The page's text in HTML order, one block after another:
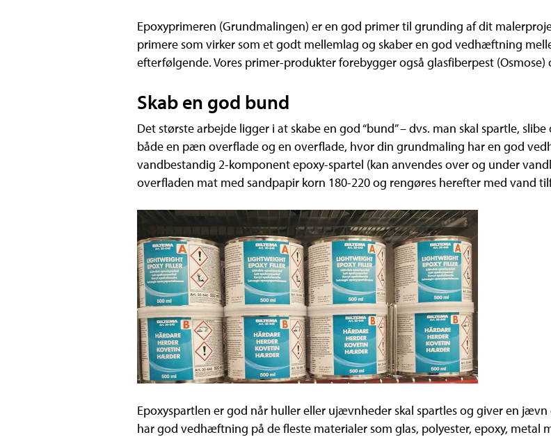
Epoxyprimeren (Grundmalingen) er en god primer til grunding af dit
primere som virker som et godt mellemlag og skaber en god vedhæftning
efterfølgende. Vores primer-produkter forebygger også glasfiberpest
Skab en god bund
Det største arbejde ligger i at skabe en god “bund” – dvs. man skal spartle,
både en pæn overflade og en overflade, hvor din grundmaling har en god
vandbestandig 2-komponent epoxy-spartel (kan anvendes over og under
overfladen mat med sandpapir korn 180-220 og rengøres herefter med vand
Epoxyspartlen er god når huller eller ujævnheder skal spartles og giver en
har god vedhæftning på de fleste materialer som glas, polyester, epoxy, metal